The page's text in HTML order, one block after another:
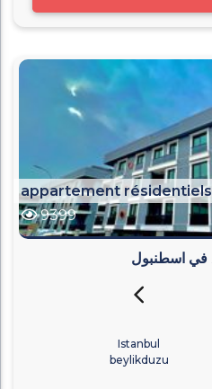
appartement résidentiels
9399
في اسطنبول
Istanbul
beylikduzu